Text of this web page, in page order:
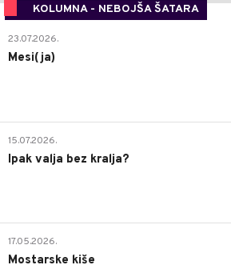
KOLUMNA - NEBOJŠA ŠATARA
23.07.2026.
Mesi(ja)
15.07.2026.
Ipak valja bez kralja?
17.05.2026.
Mostarske kiše